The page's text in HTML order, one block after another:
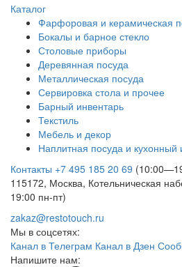
Каталог
Фарфоровая и керамическая
Бокалы и барное стекло
Столовые приборы
Деревянная посуда
Металлическая посуда
Сервировка стола и прочее
Барный инвентарь
Текстиль
Мебель и декор
Наплитная посуда и кухонный
Контакты +7 495 185 20 69
115172, Москва, Котельническая
19:00 пн-пт)
zakaz@restotouch.ru
Мы в соцсетях:
Канал в Телеграм Канал в Дзен
Напишите нам: